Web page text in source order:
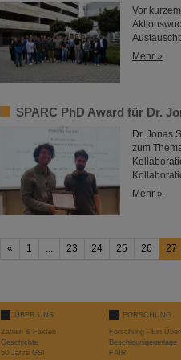
Vor
Mehr »
SPARC PhD Award für Dr.
Dr. Jonas
zum
Mehr »
« 1 23 24 25 26 27
ÜBER UNS
Zahlen & Fakten
Geschichte
50 Jahre GSI
FORSCHUNG
Forschung - Ein
Beschleunigeranlage
FAIR